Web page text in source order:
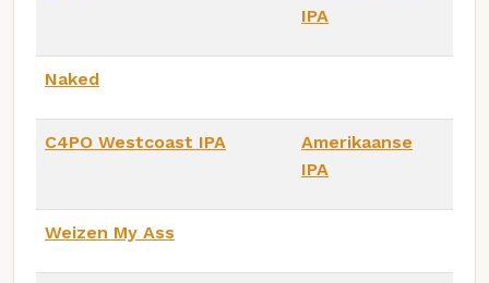
IPA
Naked
C4PO Westcoast IPA
Amerikaanse
IPA
Weizen My Ass